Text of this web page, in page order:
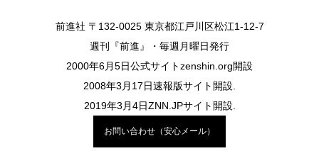
前進社 〒132-0025 東京都江戸川区松江1-12-7
週刊『前進』・毎週月曜日発行
2000年6月5日公式サイトzenshin.org開設
2008年3月17日速報版サイト開設.
2019年3月4日ZNN.JPサイト開設.
お問い合わせ（安心メール）